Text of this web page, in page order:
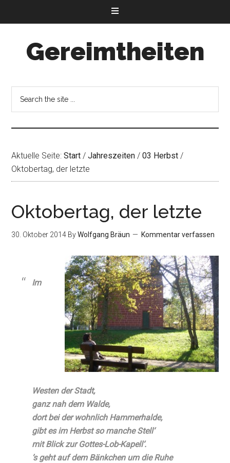
Gereimtheiten
Aktuelle Seite:Start / Jahreszeiten / 03 Herbst /
Oktobertag, der letzte
Oktobertag, der letzte
30. Oktober 2014 ByWolfgang Bräun Kommentar verfassen
Im
Westen der Stadt,
ganz nah dem Walde,
dort bei der wohnlich Hammerhalde,
gibt es im Herbst so manche Stell‘
mit Blick zur Gottes-Lob-Kapell‘.
’s geht auf dem Bänkchen um die Ruhe